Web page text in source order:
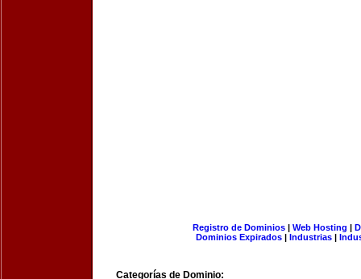
Registro de Dominios| Web Hosting |
Dominios Expirados | Industrias |
Categorías de Dominio: